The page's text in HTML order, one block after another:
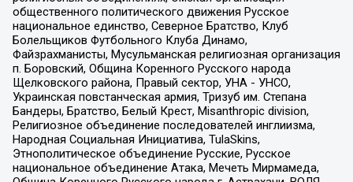
общественного политического движения Русское
национальное единство, Северное Братство, Клуб
Болельщиков Футбольного Клуба Динамо,
Файзрахманисты, Мусульманская религиозная организация
п. Боровский, Община Коренного Русского народа
Щелковского района, Правый сектор, УНА - УНСО,
Украинская повстанческая армия, Тризуб им. Степана
Бандеры, Братство, Белый Крест, Misanthropic division,
Религиозное объединение последователей инглиизма,
Народная Социальная Инициатива, TulaSkins,
Этнополитическое объединение Русские, Русское
национальное объединение Атака, Мечеть Мирмамеда,